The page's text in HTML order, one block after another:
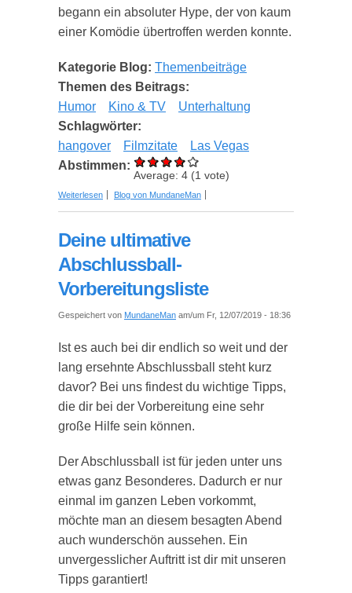
begann ein absoluter Hype, der von kaum
einer Komödie übertroffen werden konnte.
Kategorie Blog: Themenbeiträge
Themen des Beitrags:
Humor
Kino & TV
Unterhaltung
Schlagwörter:
hangover
Filmzitate
Las Vegas
Abstimmen:
Average: 4 (1 vote)
Weiterlesen über Die besten Zitate aus Hangover
Blog von MundaneMan
Deine ultimative
Abschlussball-
Vorbereitungsliste
Gespeichert von MundaneMan am/um Fr, 12/07/2019 - 18:36
Ist es auch bei dir endlich so weit und der
lang ersehnte Abschlussball steht kurz
davor? Bei uns findest du wichtige Tipps,
die dir bei der Vorbereitung eine sehr
große Hilfe sein können.
Der Abschlussball ist für jeden unter uns
etwas ganz Besonderes. Dadurch er nur
einmal im ganzen Leben vorkommt,
möchte man an diesem besagten Abend
auch wunderschön aussehen. Ein
unvergesslicher Auftritt ist dir mit unseren
Tipps garantiert!